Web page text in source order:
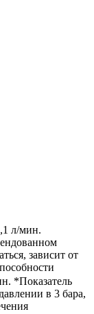
л/мин.
зависит от
*Показатель
в 3 бара,